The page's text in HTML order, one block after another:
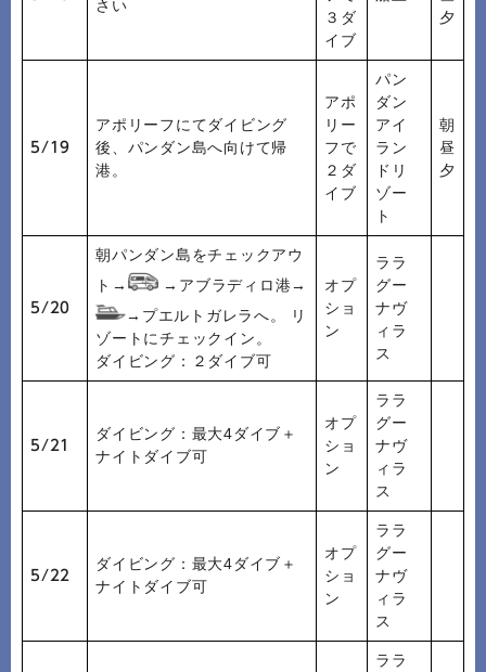
さい
３ダ
イブ
夕
5/19
アポリーフにてダイビング
後、パンダン島へ向けて帰
港。
アポ
リー
フで
２ダ
イブ
パン
ダン
アイ
ラン
ドリ
ゾー
ト
朝
昼
夕
5/20
朝パンダン島をチェックアウ
ト→
→アブラディロ港→
→プエルトガレラへ。 リ
ゾートにチェックイン。
ダイビング：２ダイブ可
オプ
ショ
ン
ララ
グー
ナヴ
ィラ
ス
5/21
ダイビング：最大4ダイブ＋
ナイトダイブ可
オプ
ショ
ン
ララ
グー
ナヴ
ィラ
ス
5/22
ダイビング：最大4ダイブ＋
ナイトダイブ可
オプ
ショ
ン
ララ
グー
ナヴ
ィラ
ス
ララ